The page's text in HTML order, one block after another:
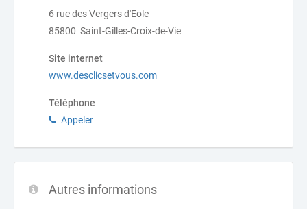
6 rue des Vergers d'Eole
85800 Saint-Gilles-Croix-de-Vie
Site internet
www.desclicsetvous.com
Téléphone
Appeler
Autres informations